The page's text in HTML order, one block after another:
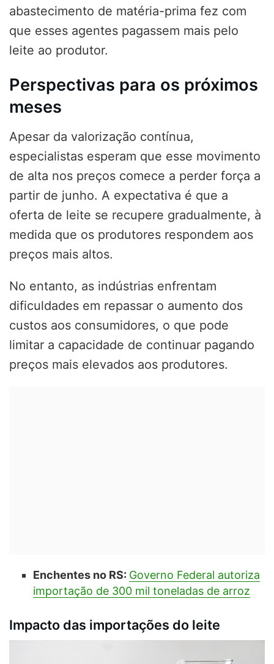
abastecimento de matéria-prima fez com
que esses agentes pagassem mais pelo
leite ao produtor.
Perspectivas para os próximos
meses
Apesar da valorização contínua,
especialistas esperam que esse movimento
de alta nos preços comece a perder força a
partir de junho. A expectativa é que a
oferta de leite se recupere gradualmente, à
medida que os produtores respondem aos
preços mais altos.
No entanto, as indústrias enfrentam
dificuldades em repassar o aumento dos
custos aos consumidores, o que pode
limitar a capacidade de continuar pagando
preços mais elevados aos produtores.
Enchentes no RS: Governo Federal autoriza
importação de 300 mil toneladas de arroz
Impacto das importações do leite